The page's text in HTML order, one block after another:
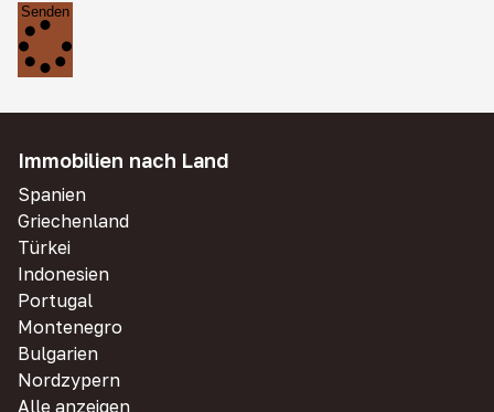
Senden
Immobilien nach Land
Spanien
Griechenland
Türkei
Indonesien
Portugal
Montenegro
Bulgarien
Nordzypern
Alle anzeigen